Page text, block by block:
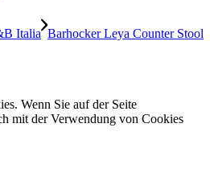
Italia Barhocker Leya Counter Stool
Wenn Sie auf der Seite
mit der Verwendung von Cookies